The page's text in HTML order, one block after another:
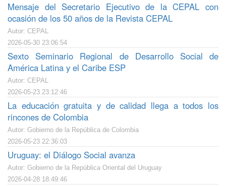
Mensaje del Secretario Ejecutivo de la CEPAL con
ocasión de los 50 años de la Revista CEPAL
Autor: CEPAL
2026-05-30 23:06:54
Sexto Seminario Regional de Desarrollo Social de
América Latina y el Caribe ESP
Autor: CEPAL
2026-05-23 23:12:46
La educación gratuita y de calidad llega a todos los
rincones de Colombia
Autor: Gobierno de la República de Colombia
2026-05-23 22:36:03
Uruguay: el Diálogo Social avanza
Autor: Gobierno de la República Oriental del Uruguay
2026-04-28 18:49:46